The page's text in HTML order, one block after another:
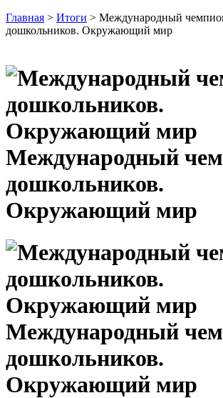
Главная > Итоги > Международный
дошкольников. Окружающий мир
Международный
дошкольников.
Окружающий мир
Международный
дошкольников.
Окружающий мир